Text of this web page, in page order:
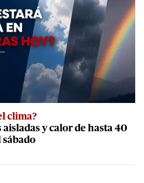
clima?
y calor de hasta 40
sábado